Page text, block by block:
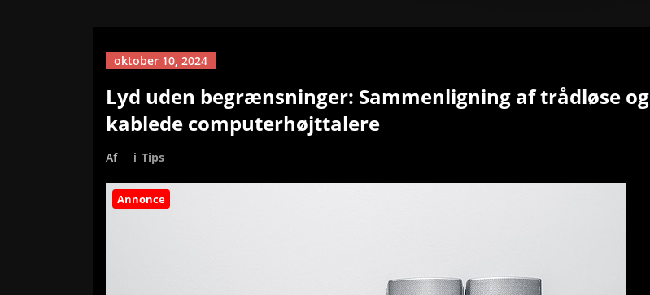
oktober 10, 2024
Lyd uden begrænsninger: Sammenligning af trådløse og
kablede computerhøjttalere
Af i Tips
Annonce